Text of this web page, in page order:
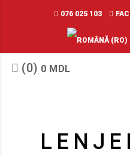
076 025 103
(0) 0 MDL